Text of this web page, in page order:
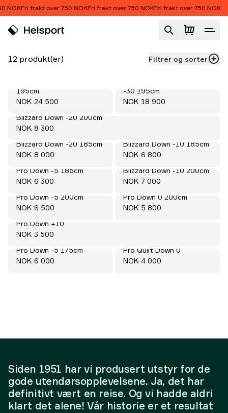
Hopp til innhold
NOKFri frakt over 750 NOKFri frakt over 750 NOKFri frakt over 750 NOK
Filtrer og sorter
12 produkt(er)
195cm
Pris:
NOK 24 500
-30 195cm
Pris:
NOK 18 900
Blizzard Down -20 200cm
Pris:
NOK 8 300
Blizzard Down -20 185cm
Pris:
NOK 8 000
Blizzard Down -10 185cm
Pris:
NOK 6 800
Pro Down -5 185cm
Pris:
NOK 6 300
Blizzard Down -10 200cm
Pris:
NOK 7 000
Pro Down -5 200cm
Pris:
NOK 6 500
Pro Down 0 200cm
Pris:
NOK 5 800
Pro Down +10
Pris:
NOK 3 500
Pro Down -5 175cm
Pris:
NOK 6 000
Pro Quilt Down 0
Pris:
NOK 4 000
Siden 1951 har vi produsert utstyr for de
gode utendørsopplevelsene. Ja, det har
definitivt vært en reise. Og vi hadde aldri
klart det alene! Vår historie er et resultat